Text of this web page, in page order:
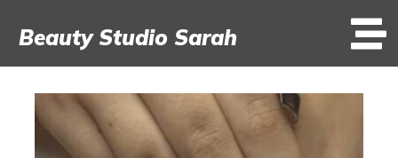
Beauty Studio Sarah